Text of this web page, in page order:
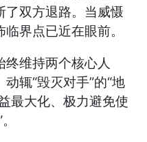
了双方退路。当威慑
界点已近在眼前。
维持两个核心人
辄“毁灭对手”的“地
最大化、极力避免使